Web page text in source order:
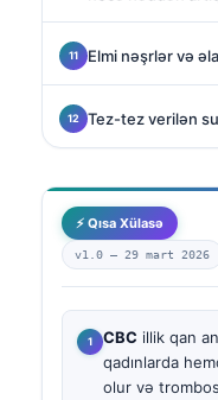
Elmi nəşrlər və
Tez-tez verilən
⚡ Qısa Xülasə
v1.0 — 29 mart 2026
CBC illik qan
qadınlarda
olur və